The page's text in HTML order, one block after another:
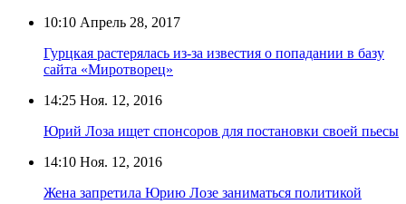
10:10 Апрель 28, 2017
Гурцкая растерялась из-за известия о попадании в базу
сайта «Миротворец»
14:25 Ноя. 12, 2016
Юрий Лоза ищет спонсоров для постановки своей пьесы
14:10 Ноя. 12, 2016
Жена запретила Юрию Лозе заниматься политикой